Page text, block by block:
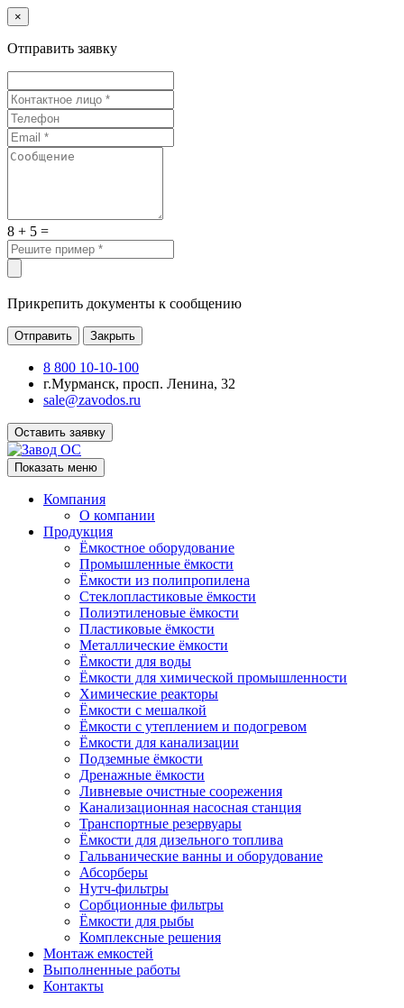
×
Отправить заявку
8 + 5 =
Прикрепить документы к сообщению
Отправить Закрыть
8 800 10-10-100
г.Мурманск, просп. Ленина, 32
sale@zavodos.ru
Оставить заявку
Показать меню
Компания
О компании
Продукция
Ёмкостное оборудование
Промышленные ёмкости
Ёмкости из полипропилена
Стеклопластиковые ёмкости
Полиэтиленовые ёмкости
Пластиковые ёмкости
Металлические ёмкости
Ёмкости для воды
Ёмкости для химической промышленности
Химические реакторы
Ёмкости с мешалкой
Ёмкости с утеплением и подогревом
Ёмкости для канализации
Подземные ёмкости
Дренажные ёмкости
Ливневые очистные соорежения
Канализационная насосная станция
Транспортные резервуары
Ёмкости для дизельного топлива
Гальванические ванны и оборудование
Абсорберы
Нутч-фильтры
Сорбционные фильтры
Ёмкости для рыбы
Комплексные решения
Монтаж емкостей
Выполненные работы
Контакты